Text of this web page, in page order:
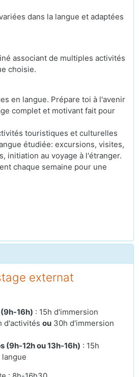
dans la langue et adaptées
associant de multiples activités
choisie.
en langue. Prépare toi à l'avenir
complet et motivant fait pour
touristiques et culturelles
étudiée: excursions, visites,
initiation au voyage à l'étranger.
chaque semaine pour une
externat
16h) : 15h d'immersion
d'activités ou 30h d'immersion
(9h-12h ou 13h-16h) : 15h